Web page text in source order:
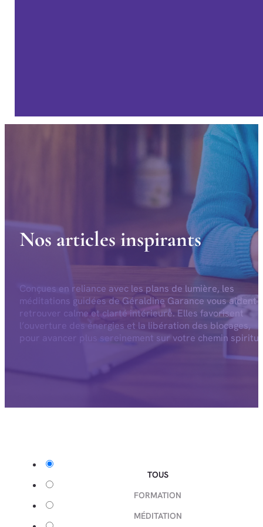
Nos articles inspirants
Conçues en reliance avec les plans de lumière, les
méditations guidées de Géraldine Garance vous aident
retrouver calme et clarté intérieure. Elles favorisent
l’ouverture des énergies et la libération des blocages,
pour avancer plus sereinement sur votre chemin
TOUS
FORMATION
MÉDITATION